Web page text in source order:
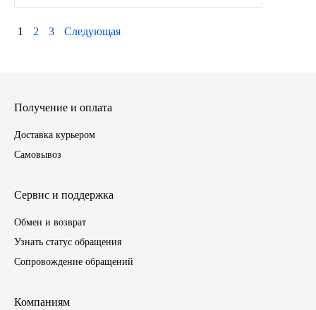
1 2 3 Следующая
Получение и оплата
Доставка курьером
Самовывоз
Сервис и поддержка
Обмен и возврат
Узнать статус обращения
Сопровождение обращений
Компаниям